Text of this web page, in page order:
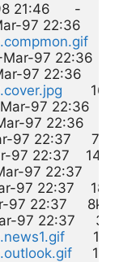
21:46      -
97 22:36
Mar-97 22:36
97 22:36
97 22:36
97 22:36
97 22:37     7k
97 22:37    14k
97 22:37
97 22:37    18k
97 22:37     8k
97 22:37     3k